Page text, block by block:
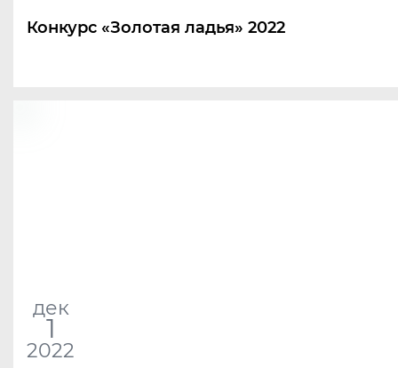
Конкурс «Золотая ладья» 2022
дек
1
2022